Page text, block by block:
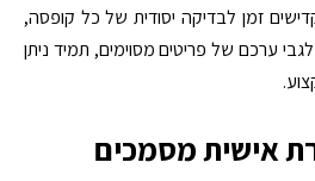
זמן לבדיקה יסודית של כל קופסה,
ערכם של פריטים מסוימים, תמיד ניתן
אישית מסמכים